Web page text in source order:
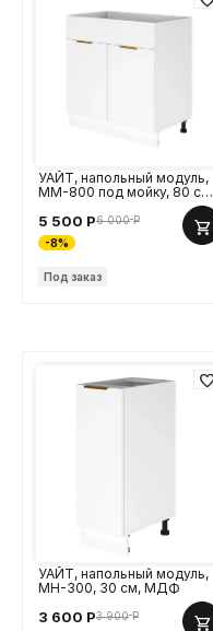
УАЙТ, напольный модуль,
ММ-800 под мойку, 80 см,
5 500 Р6 000 Р
-8%
Под заказ
УАЙТ, напольный модуль,
МН-300, 30 см, МДФ
3 600 Р3 900 Р